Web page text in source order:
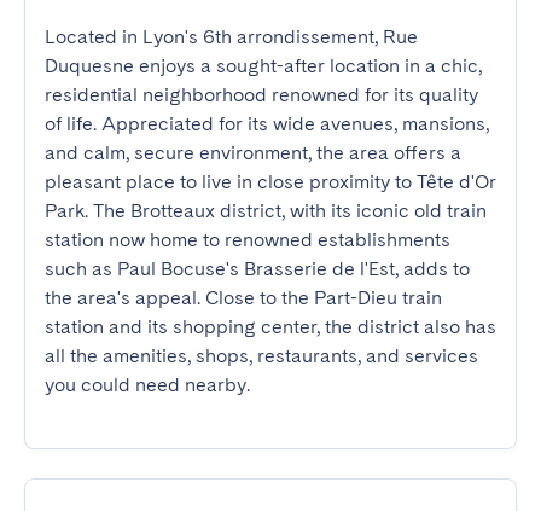
Located in Lyon's 6th arrondissement, Rue
Duquesne enjoys a sought-after location in a chic,
residential neighborhood renowned for its quality
of life. Appreciated for its wide avenues, mansions,
and calm, secure environment, the area offers a
pleasant place to live in close proximity to Tête d'Or
Park. The Brotteaux district, with its iconic old train
station now home to renowned establishments
such as Paul Bocuse's Brasserie de l'Est, adds to
the area's appeal. Close to the Part-Dieu train
station and its shopping center, the district also has
all the amenities, shops, restaurants, and services
you could need nearby.